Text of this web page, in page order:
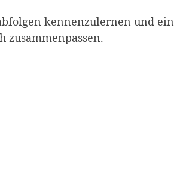
kennenzulernen und ein
zusammenpassen.